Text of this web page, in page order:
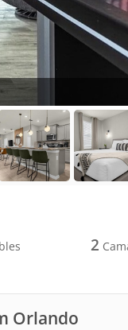
2
Orlando